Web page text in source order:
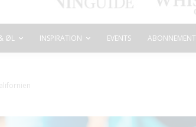
ØL INSPIRATION EVENTS ABONNEMENT